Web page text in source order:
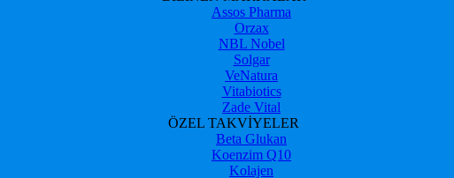
Assos Pharma
Orzax
NBL Nobel
Solgar
VeNatura
Vitabiotics
Zade Vital
ÖZEL TAKVİYELER
Beta Glukan
Koenzim Q10
Kolajen